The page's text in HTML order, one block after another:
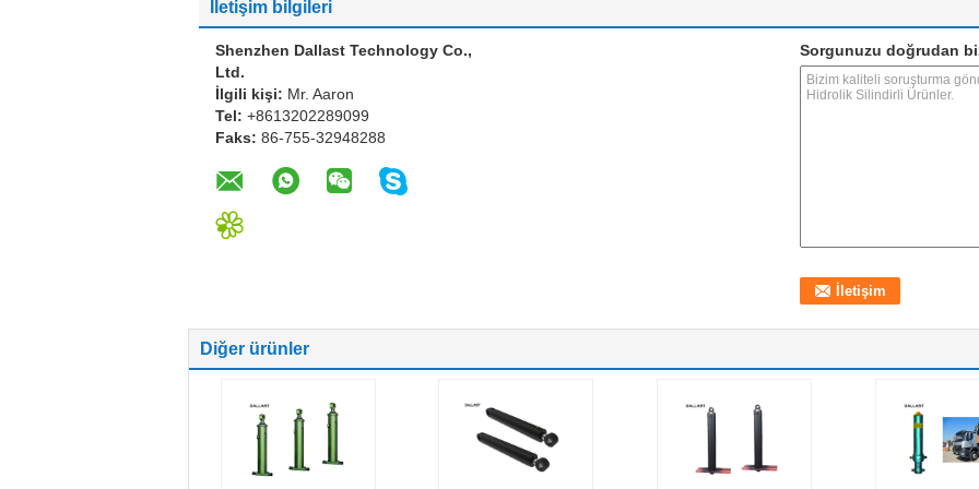
İletişim bilgileri
Shenzhen Dallast Technology Co.,
Ltd.
İlgili kişi: Mr. Aaron
Tel: +8613202289099
Faks: 86-755-32948288
Sorgunuzu doğrudan
Diğer ürünler